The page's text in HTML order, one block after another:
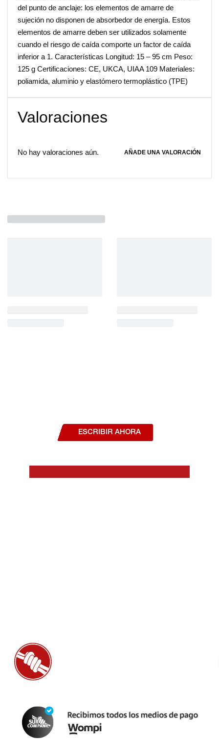
del punto de anclaje: los elementos de amarre de
sujeción no disponen de absorbedor de energía. Estos
elementos de amarre deben ser utilizados solamente
cuando el riesgo de caída comporte un factor de caída
inferior a 1. Características Longitud: 15 – 95 cm Peso:
125 g Certificaciones: CE, UKCA, UIAA 109 Materiales:
poliamida, aluminio y elastómero termoplástico (TPE)
Valoraciones
No hay valoraciones aún. AÑADE UNA VALORACIÓN
ESCRIBIR AHORA